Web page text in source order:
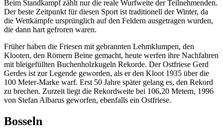
Beim Standkampf zählt nur die reale Wurfweite der Teilnehmenden.
Der beste Zeitpunkt für diesen Sport ist traditionell der Winter, da
die Wettkämpfe ursprünglich auf den Feldern ausgetragen wurden,
die dann hart gefroren waren.
Früher haben die Friesen mit gebrannten Lehmklumpen, den
Klooten, den Römern Beine gemacht, heute werfen ihre Nachfahren
mit bleigefüllten Buchenholzkugeln Rekorde. Der Ostfriese Gerd
Gerdes ist zur Legende geworden, als er den Kloot 1935 über die
100 Meter-Marke warf. Erst 50 Jahre später gelang es, den Rekord
zu brechen. Zurzeit liegt die Rekordweite bei 106,20 Metern, 1996
von Stefan Albarus geworfen, ebenfalls ein Ostfriese.
Bosseln